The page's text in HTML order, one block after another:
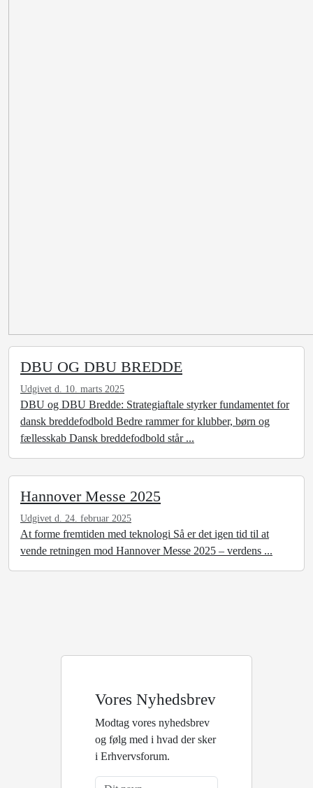
DBU OG DBU BREDDE
Udgivet d. 10. marts 2025
DBU og DBU Bredde: Strategiaftale styrker fundamentet for
dansk breddefodbold Bedre rammer for klubber, børn og
fællesskab Dansk breddefodbold står ...
Hannover Messe 2025
Udgivet d. 24. februar 2025
At forme fremtiden med teknologi Så er det igen tid til at
vende retningen mod Hannover Messe 2025 – verdens ...
Vores Nyhedsbrev
Modtag vores nyhedsbrev
og følg med i hvad der sker
i Erhvervsforum.